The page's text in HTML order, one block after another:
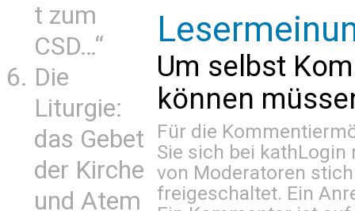
t zum
CSD…“
Die
Liturgie:
das Gebet
der Kirche
und Atem
Um selbst
können
Für die
Sie sich bei kathLogin
von Moderatoren
freigeschaltet. Ein